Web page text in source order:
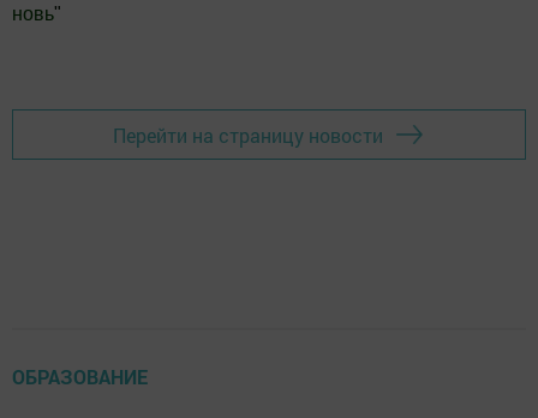
новь"
Перейти на страницу новости
ОБРАЗОВАНИЕ